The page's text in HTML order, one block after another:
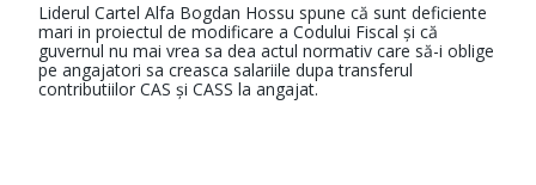
Liderul Cartel Alfa Bogdan Hossu spune că sunt deficiente
mari in proiectul de modificare a Codului Fiscal și că
guvernul nu mai vrea sa dea actul normativ care să-i oblige
pe angajatori sa creasca salariile dupa transferul
contributiilor CAS și CASS la angajat.